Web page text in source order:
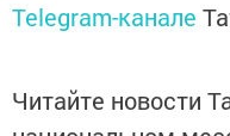
Telegram-канале
Читайте новости